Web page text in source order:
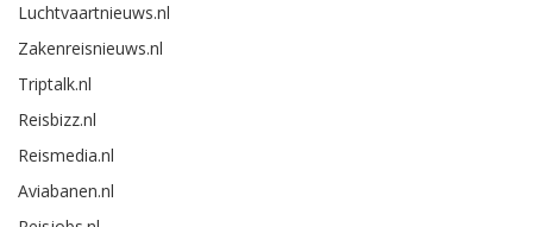
Luchtvaartnieuws.nl
Zakenreisnieuws.nl
Triptalk.nl
Reisbizz.nl
Reismedia.nl
Aviabanen.nl